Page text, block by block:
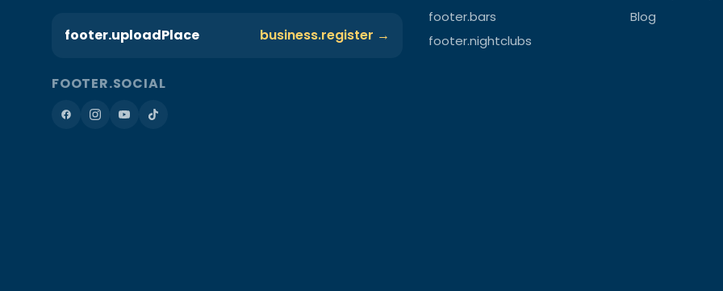
footer.uploadPlace business.register →
FOOTER.SOCIAL
footer.bars
footer.nightclubs
Blog